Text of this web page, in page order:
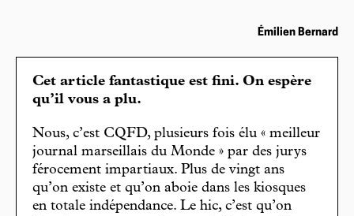
Émilien Bernard
Cet article fantastique est fini. On espère
qu’il vous a plu.
Nous, c’est CQFD, plusieurs fois élu « meilleur
journal marseillais du Monde » par des jurys
férocement impartiaux. Plus de vingt ans
qu’on existe et qu’on aboie dans les kiosques
en totale indépendance. Le hic, c’est qu’on